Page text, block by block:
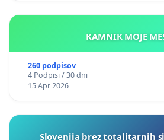
KAMNIK
260 podpisov
4 Podpisi / 30 dni
15 Apr 2026
Slovenija brez totalitarnih